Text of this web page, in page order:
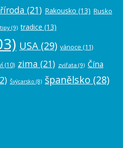
(21) Rakousko (13) Rusko
tipy (9) tradice (13)
USA (29) vánoce (11)
(10) zima (21) zvířata (9) Čína
Švýcarsko (8) španělsko (28)